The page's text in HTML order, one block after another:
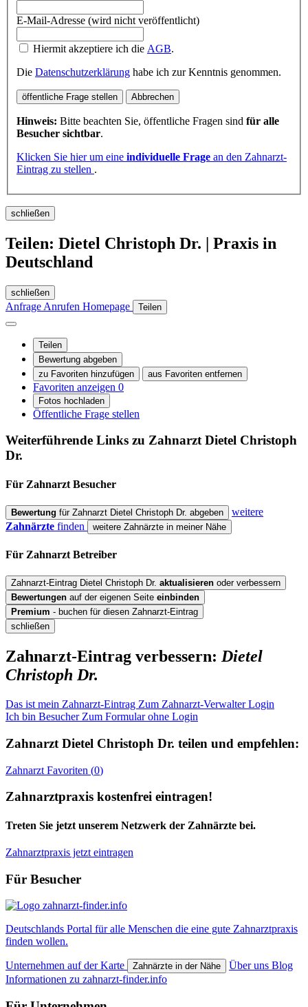
E-Mail-Adresse (wird nicht veröffentlicht)
Hiermit akzeptiere ich die AGB.
Die Datenschutzerklärung habe ich zur Kenntnis genommen.
öffentliche Frage stellen Abbrechen
Hinweis: Bitte beachten Sie, öffentliche Fragen sind für alle
Besucher sichtbar.
Klicken Sie hier um eine individuelle Frage an den Zahnarzt-
Eintrag zu stellen .
schließen
Teilen: Dietel Christoph Dr. | Praxis in
Deutschland
schließen
Anfrage Anrufen Homepage Teilen
Teilen
Bewertung abgeben
zu Favoriten hinzufügen
aus Favoriten entfernen
Favoriten anzeigen 0
Fotos hochladen
Öffentliche Frage stellen
Weiterführende Links zu ZahnarztDietel Christoph
Dr.
Für Zahnarzt Besucher
Bewertung für Zahnarzt Dietel Christoph Dr. abgeben
weitere
Zahnärzte finden weitere Zahnärzte in meiner Nähe
Für Zahnarzt Betreiber
Zahnarzt-Eintrag Dietel Christoph Dr. aktualisieren oder verbessern
Bewertungen auf der eigenen Seite einbinden
Premium - buchen für diesen Zahnarzt-Eintrag
schließen
Zahnarzt-Eintrag verbessern: Dietel
Christoph Dr.
Das ist mein Zahnarzt-Eintrag Zum Zahnarzt-Verwalter Login
Ich bin Besucher Zum Formular ohne Login
Zahnarzt Dietel Christoph Dr. teilen und empfehlen:
Zahnarzt Favoriten (0)
Zahnarztpraxis kostenfrei eintragen!
Treten Sie jetzt unserem Netzwerk der Zahnärzte bei.
Zahnarztpraxis jetzt eintragen
Für Besucher
Deutschlands Portal für alle Menschen die eine gute Zahnarztpraxis
finden wollen.
Unternehmen auf der Karte Zahnärzte in der Nähe Über uns Blog
Informationen zu zahnarzt-finder.info